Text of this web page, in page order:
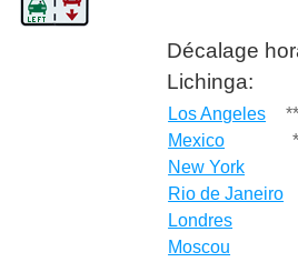
Décalage
Lichinga:
Los Angeles
Mexico
New York
Rio de Janeiro
Londres
Moscou